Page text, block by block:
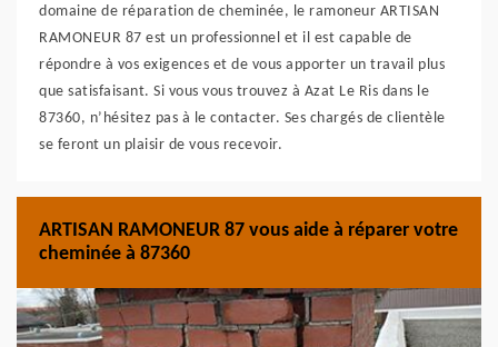
domaine de réparation de cheminée, le ramoneur ARTISAN
RAMONEUR 87 est un professionnel et il est capable de
répondre à vos exigences et de vous apporter un travail plus
que satisfaisant. Si vous vous trouvez à Azat Le Ris dans le
87360, n’hésitez pas à le contacter. Ses chargés de clientèle
se feront un plaisir de vous recevoir.
ARTISAN RAMONEUR 87 vous aide à réparer votre
cheminée à 87360